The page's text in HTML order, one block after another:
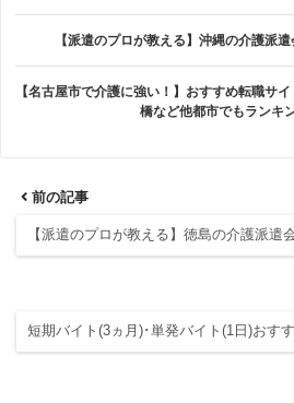
【派遣のプロが教える】沖縄の介護派
【名古屋市で介護に強い！】おすすめ転職サ
橋など他都市でもランキ
前の記事
【派遣のプロが教える】徳島の介護派遣
短期バイト(3ヵ月)･単発バイト(1日)おす